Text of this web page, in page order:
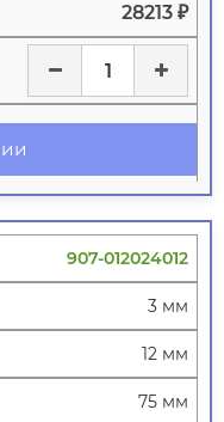
28213 ₽
907-012024012
3 мм
12 мм
75 мм